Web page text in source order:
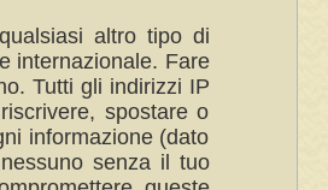
altro tipo di
internazionale. Fare
Tutti gli indirizzi IP
spostare o
informazione (dato
senza il tuo